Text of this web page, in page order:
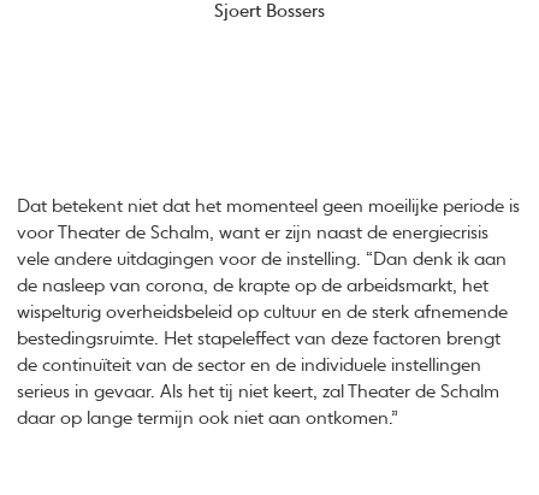
Sjoert Bossers
Dat betekent niet dat het momenteel geen moeilijke periode is
voor Theater de Schalm, want er zijn naast de energiecrisis
vele andere uitdagingen voor de instelling. “Dan denk ik aan
de nasleep van corona, de krapte op de arbeidsmarkt, het
wispelturig overheidsbeleid op cultuur en de sterk afnemende
bestedingsruimte. Het stapeleffect van deze factoren brengt
de continuïteit van de sector en de individuele instellingen
serieus in gevaar. Als het tij niet keert, zal Theater de Schalm
daar op lange termijn ook niet aan ontkomen.”